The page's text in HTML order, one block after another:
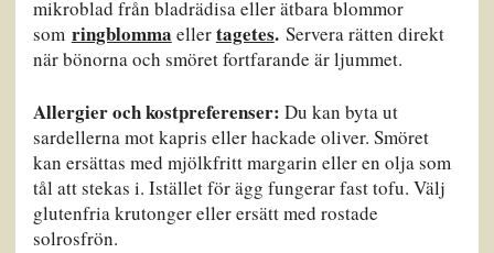
mikroblad från bladrädisa eller ätbara blommor
som ringblomma ellertagetes. Servera rätten direkt
när bönorna och smöret fortfarande är ljummet.
Allergier och kostpreferenser: Du kan byta ut
sardellerna mot kapris eller hackade oliver. Smöret
kan ersättas med mjölkfritt margarin eller en olja som
tål att stekas i. Istället för ägg fungerar fast tofu. Välj
glutenfria krutonger eller ersätt med rostade
solrosfrön.